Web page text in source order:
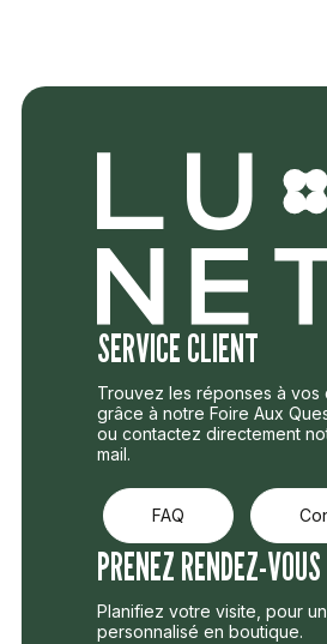
SERVICE CLIENT
Trouvez les réponses à vos
grâce à notre Foire Aux
ou contactez directement
mail.
FAQ
PRENEZ RENDEZ-VOUS
Planifiez votre visite, pour
personnalisé en boutique.